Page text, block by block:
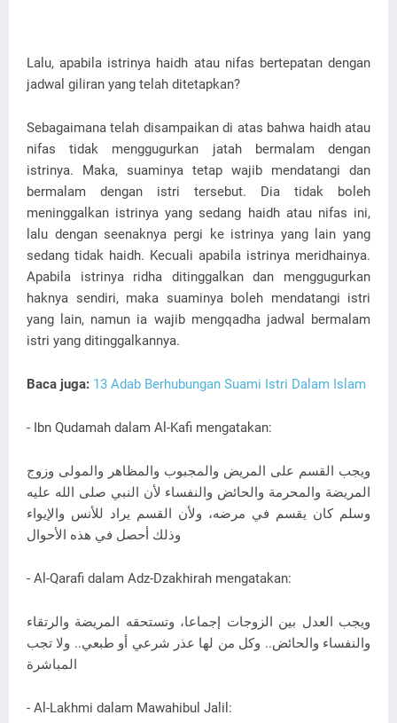
Lalu, apabila istrinya haidh atau nifas bertepatan dengan
jadwal giliran yang telah ditetapkan?
Sebagaimana telah disampaikan di atas bahwa haidh atau
nifas tidak menggugurkan jatah bermalam dengan
istrinya. Maka, suaminya tetap wajib mendatangi dan
bermalam dengan istri tersebut. Dia tidak boleh
meninggalkan istrinya yang sedang haidh atau nifas ini,
lalu dengan seenaknya pergi ke istrinya yang lain yang
sedang tidak haidh. Kecuali apabila istrinya meridhainya.
Apabila istrinya ridha ditinggalkan dan menggugurkan
haknya sendiri, maka suaminya boleh mendatangi istri
yang lain, namun ia wajib mengqadha jadwal bermalam
istri yang ditinggalkannya.
Baca juga: 13 Adab Berhubungan Suami Istri Dalam Islam
- Ibn Qudamah dalam Al-Kafi mengatakan:
ويجب القسم على المريض والمجبوب والمظاهر والمولى وزوج
المريضة والمحرمة والحائض والنفساء لأن النبي صلى الله عليه
وسلم كان يقسم في مرضه، ولأن القسم يراد للأنس والإيواء
وذلك أحصل في هذه الأحوال
- Al-Qarafi dalam Adz-Dzakhirah mengatakan:
ويجب العدل بين الزوجات إجماعا، وتستحقه المريضة والرتقاء
والنفساء والحائض.. وكل من لها عذر شرعي أو طبعي.. ولا تجب
المباشرة
- Al-Lakhmi dalam Mawahibul Jalil: